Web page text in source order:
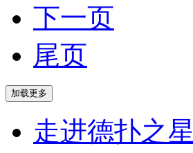
下一页
尾页
走进德扑之星